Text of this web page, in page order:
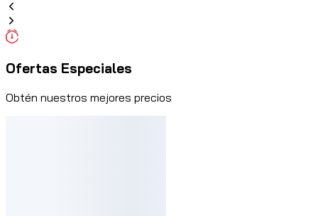
Ofertas Especiales
Obtén nuestros mejores precios